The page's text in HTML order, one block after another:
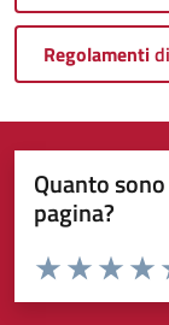
Regolamenti
Quanto
pagina?
Valuta da 1 a 5
Valuta
Valuta 2
Valuta 1 stelle